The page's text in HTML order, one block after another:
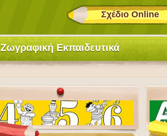
Σχέδιο Online
Ζωγραφική Εκπαιδευτικά